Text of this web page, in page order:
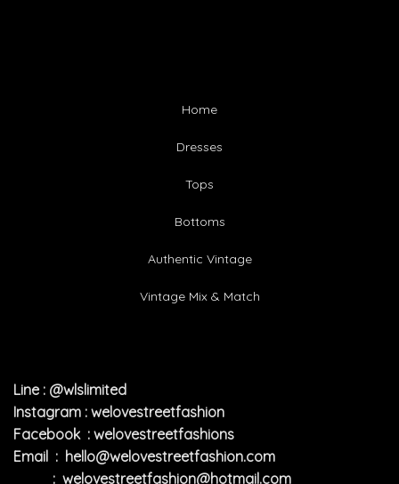
Home
Dresses
Tops
Bottoms
Authentic Vintage
Vintage Mix & Match
Line : @wlslimited
Instagram : welovestreetfashion
Facebook : welovestreetfashions
Email : hello@welovestreetfashion.com
: welovestreetfashion@hotmail.com